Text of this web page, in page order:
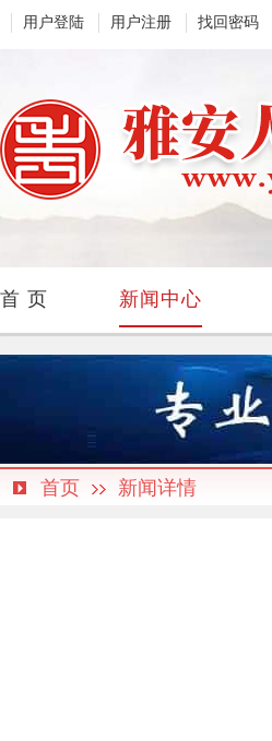
用户登陆 用户注册 找回密码
首 页 新闻中心
首页 新闻详情